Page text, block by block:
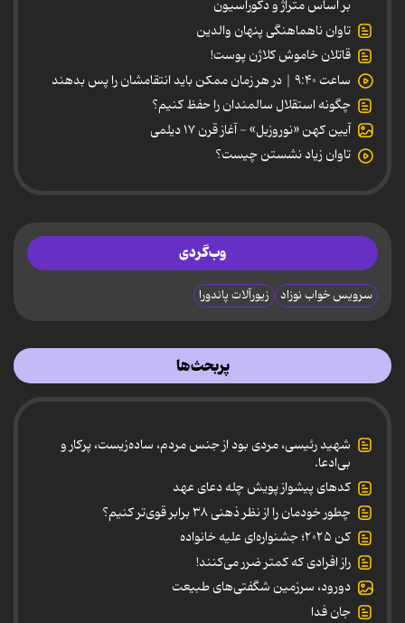
بر اساس متراژ و دکوراسیون
تاوان ناهماهنگی پنهان والدین
قاتلان خاموش کلاژن پوست!
ساعت ۹:۴۰ | در هر زمان ممکن باید انتقامشان را پس بدهند
چگونه استقلال سالمندان را حفظ کنیم؟
آیین کهن «نوروزبل» - آغاز قرن ۱۷ دیلمی
تاوان زیاد نشستن چیست؟
وب‌گردی
سرویس خواب نوزاد زیورآلات پاندورا
پربحث‌ها
شهید رئیسی، مردی بود از جنس مردم، ساده‌زیست، پرکار و
بی‌ادعا.
کدهای پیشواز پویش چله دعای عهد
چطور خودمان را از نظر ذهنی ۳۸ برابر قوی‌تر کنیم؟
کن ۲۰۲۵؛ جشنواره‌ای علیه خانواده
راز افرادی که کمتر ضرر می‌کنند!
دورود، سرزمین شگفتی‌های طبیعت
جان فدا